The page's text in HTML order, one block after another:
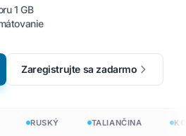
1 GB
Zaregistrujte sa zadarmo
RUSKÝ TALIANČINA